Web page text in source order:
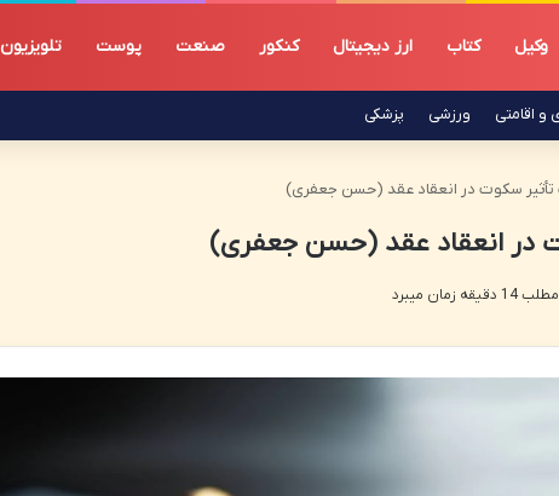
وکیل کتاب ارز دیجیتال کنکور صنعت پوست تلویزیون
و اقامتی ورزشی پزشکی
تأثیر سکوت در انعقاد عقد (حسن جعفری)
در انعقاد عقد (حسن جعفری)
زمان میبرد